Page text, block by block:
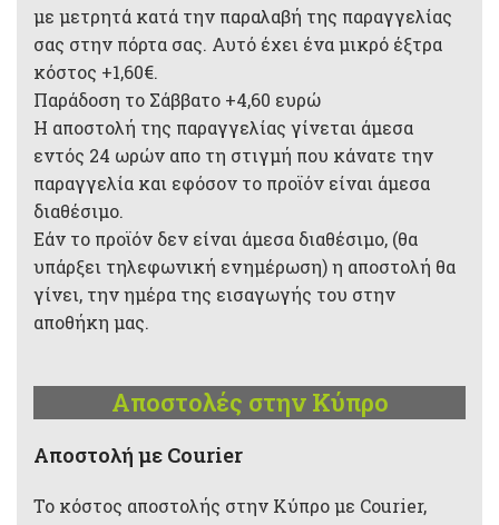
με μετρητά κατά την παραλαβή της παραγγελίας
σας στην πόρτα σας. Αυτό έχει ένα μικρό έξτρα
κόστος +1,60€.
Παράδοση το Σάββατο +4,60 ευρώ
Η αποστολή της παραγγελίας γίνεται άμεσα
εντός 24 ωρών απο τη στιγμή που κάνατε την
παραγγελία και εφόσον το προϊόν είναι άμεσα
διαθέσιμο.
Εάν το προϊόν δεν είναι άμεσα διαθέσιμο, (θα
υπάρξει τηλεφωνική ενημέρωση) η αποστολή θα
γίνει, την ημέρα της εισαγωγής του στην
αποθήκη μας.
Αποστολές στην Κύπρο
Aποστολή με Courier
Το κόστος αποστολής στην Κύπρο με Courier,